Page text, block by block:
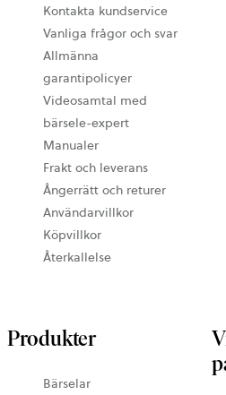
Kontakta kundservice
Vanliga frågor och svar
Allmänna
garantipolicyer
Videosamtal med
bärsele-expert
Manualer
Frakt och leverans
Ångerrätt och returer
Användarvillkor
Köpvillkor
Återkallelse
Produkter
Bärselar